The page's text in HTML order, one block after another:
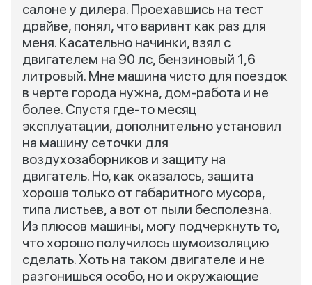
салоне у дилера. Проехавшись на тест
драйве, понял, что вариант как раз для
меня. Касательно начинки, взял с
двигателем на 90 лс, бензиновый 1,6
литровый. Мне машина чисто для поездок
в черте города нужна, дом-работа и не
более. Спустя где-то месяц
эксплуатации, дополнительно установил
на машину сеточки для
воздухозаборников и защиту на
двигатель. Но, как оказалось, защита
хороша только от габаритного мусора,
типа листьев, а вот от пыли бесполезна.
Из плюсов машины, могу подчеркнуть то,
что хорошо получилось шумоизоляцию
сделать. Хоть на таком двигателе и не
разгонишься особо, но и окружающие